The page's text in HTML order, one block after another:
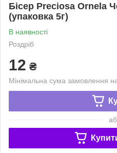
Бісер Preciosa Ornela
(упаковка 5г)
В наявності
Роздріб
12 ₴
Мінімальна сума замовлення